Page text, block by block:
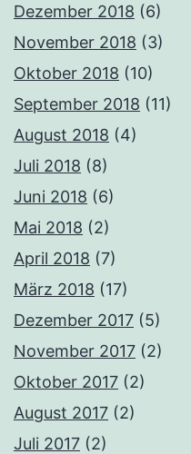
Dezember 2018 (6)
November 2018 (3)
Oktober 2018 (10)
September 2018 (11)
August 2018 (4)
Juli 2018 (8)
Juni 2018 (6)
Mai 2018 (2)
April 2018 (7)
März 2018 (17)
Dezember 2017 (5)
November 2017 (2)
Oktober 2017 (2)
August 2017 (2)
Juli 2017 (2)